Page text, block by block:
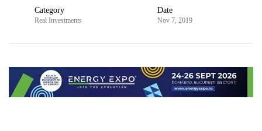
Category
Real Investments
Date
Nov 7, 2019